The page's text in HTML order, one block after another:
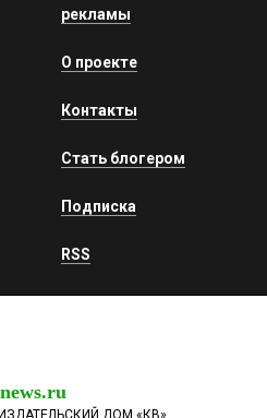
рекламы
О проекте
Контакты
Стать блогером
Подписка
RSS
news.ru
ДОМ «КВ».